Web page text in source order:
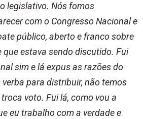
legislativo. Nós fomos
com o Congresso Nacional e
público, aberto e franco sobre
estava sendo discutido. Fui
sim e lá expus as razões do
verba para distribuir, não temos
voto. Fui lá, como vou a
eu trabalho com a verdade e